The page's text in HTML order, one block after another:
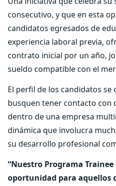
consecutivo, y que en esta
candidatos egresados de
experiencia laboral previa,
contrato inicial por un año,
sueldo compatible con el
El perfil de los candidatos se
busquen tener contacto con
dentro de una empresa
dinámica que involucra
su desarrollo profesional
“Nuestro Programa
oportunidad para aquellos